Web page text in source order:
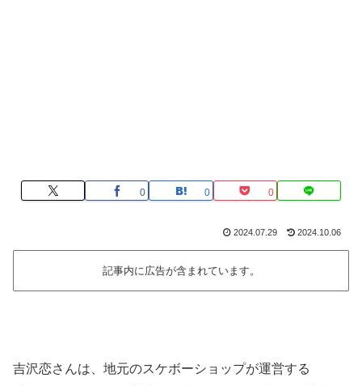
0 0 0
2024.07.29 2024.10.06
記事内に広告が含まれています。
吉沢恋さんは、地元のスケボーショップが運営する